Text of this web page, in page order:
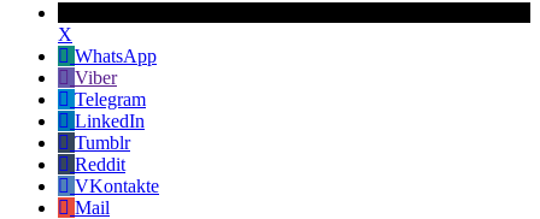
X
WhatsApp
Viber
Telegram
LinkedIn
Tumblr
Reddit
VKontakte
Mail